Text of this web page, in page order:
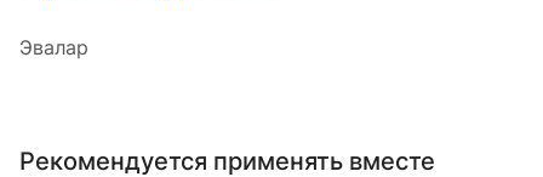
Эвалар
Рекомендуется применять вместе